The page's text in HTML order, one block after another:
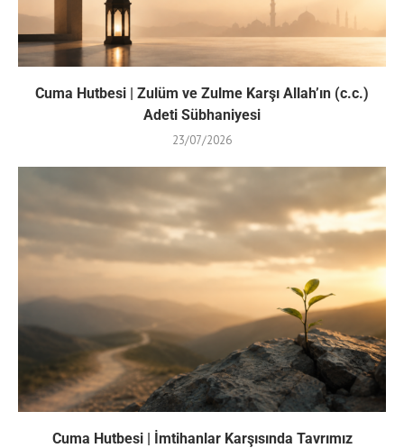
Cuma Hutbesi | Zulüm ve Zulme Karşı Allah’ın (c.c.)
Adeti Sübhaniyesi
23/07/2026
Cuma Hutbesi | İmtihanlar Karşısında Tavrımız